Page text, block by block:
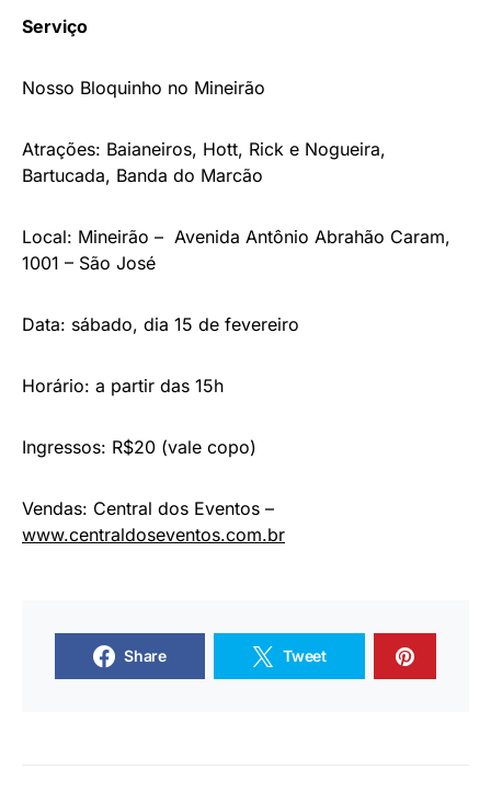
Serviço
Nosso Bloquinho no Mineirão
Atrações: Baianeiros, Hott, Rick e Nogueira,
Bartucada, Banda do Marcão
Local: Mineirão – Avenida Antônio Abrahão Caram,
1001 – São José
Data: sábado, dia 15 de fevereiro
Horário: a partir das 15h
Ingressos: R$20 (vale copo)
Vendas: Central dos Eventos –
www.centraldoseventos.com.br
Share Tweet